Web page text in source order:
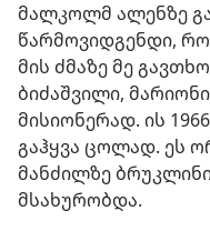
მალკოლმ ალენზე
წარმოვიდგენდი,
მის ძმაზე მე
ბიძაშვილი,
მისიონერად. ის
გაჰყვა ცოლად. ეს
მანძილზე
მსახურობდა.